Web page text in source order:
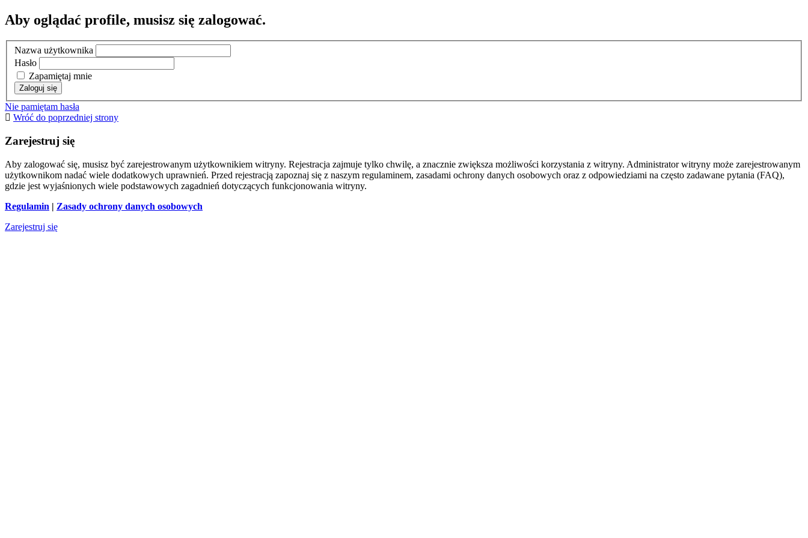
Aby oglądać profile, musisz się zalogować.
Nazwa użytkownika
Hasło
Zapamiętaj mnie
Nie pamiętam hasła
Wróć do poprzedniej strony
Zarejestruj się
Aby zalogować się, musisz być zarejestrowanym użytkownikiem witryny. Rejestracja zajmuje tylko chwilę, a znacznie zwiększa możliwości korzystania z witryny. Administrator witryny może zarejestrowanym
użytkownikom nadać wiele dodatkowych uprawnień. Przed rejestracją zapoznaj się z naszym regulaminem, zasadami ochrony danych osobowych oraz z odpowiedziami na często zadawane pytania (FAQ),
gdzie jest wyjaśnionych wiele podstawowych zagadnień dotyczących funkcjonowania witryny.
Regulamin | Zasady ochrony danych osobowych
Zarejestruj się